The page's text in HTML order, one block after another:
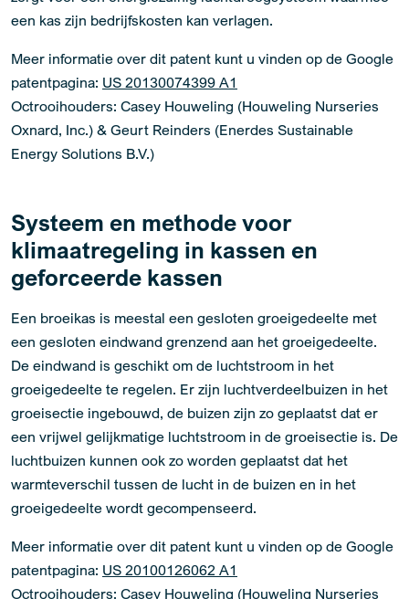
een kas zijn bedrijfskosten kan verlagen.
Meer informatie over dit patent kunt u vinden op de Google
patentpagina: US 20130074399 A1
Octrooihouders: Casey Houweling (Houweling Nurseries
Oxnard, Inc.) & Geurt Reinders (Enerdes Sustainable
Energy Solutions B.V.)
Systeem en methode voor
klimaatregeling in kassen en
geforceerde kassen
Een broeikas is meestal een gesloten groeigedeelte met
een gesloten eindwand grenzend aan het groeigedeelte.
De eindwand is geschikt om de luchtstroom in het
groeigedeelte te regelen. Er zijn luchtverdeelbuizen in het
groeisectie ingebouwd, de buizen zijn zo geplaatst dat er
een vrijwel gelijkmatige luchtstroom in de groeisectie is. De
luchtbuizen kunnen ook zo worden geplaatst dat het
warmteverschil tussen de lucht in de buizen en in het
groeigedeelte wordt gecompenseerd.
Meer informatie over dit patent kunt u vinden op de Google
patentpagina: US 20100126062 A1
Octrooihouders: Casey Houweling (Houweling Nurseries